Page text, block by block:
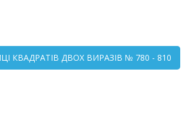
КВАДРАТІВ ДВОХ ВИРАЗІВ № 780 - 810